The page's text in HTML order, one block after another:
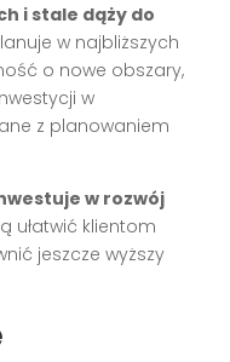
i stale dąży do
w najbliższych
o nowe obszary,
w
z planowaniem
w rozwój
ułatwić klientom
jeszcze wyższy